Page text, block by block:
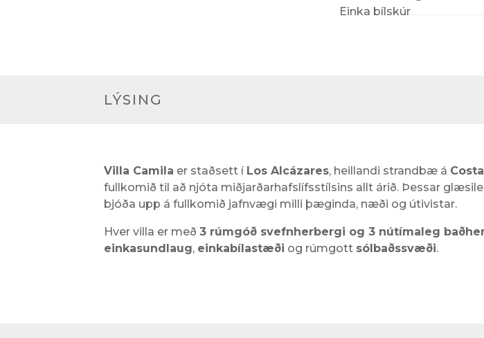
Einka bílskúr
LÝSING
Villa Camila er staðsett í Los Alcázares, heillandi strandbæ á
fullkomið til að njóta miðjarðarhafslífsstílsins allt árið. Þessar
bjóða upp á fullkomið jafnvægi milli þæginda, næði og útivistar.
Hver villa er með 3 rúmgóð svefnherbergi og 3 nútímaleg
einkasundlaug, einkabílastæði og rúmgott sólbaðssvæði.